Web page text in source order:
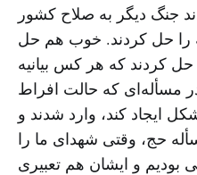
جنگ دیگر به صلاح کشور
را حل کردند. خوب هم حل
حل کردند که هر کس بیانیه
مسأله‌ای که حالت افراط
ایجاد کند، وارد شدند و
حج، وقتی شهدای ما را
بودیم و ایشان هم تعبیری